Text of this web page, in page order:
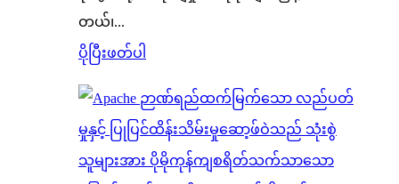
တယ်၊...
ပိုပြီးဖတ်ပါ